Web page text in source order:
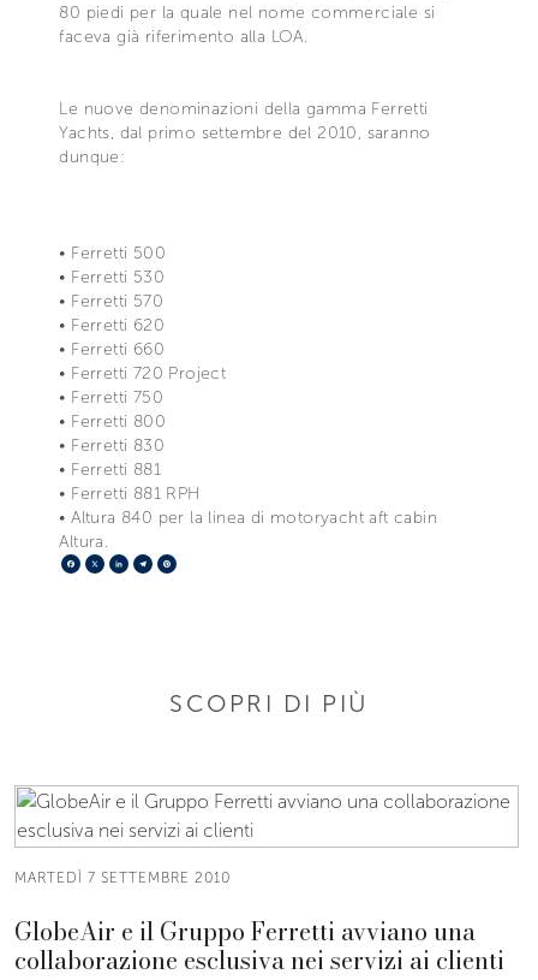
80 piedi per la quale nel nome commerciale si
faceva già riferimento alla LOA.
Le nuove denominazioni della gamma Ferretti
Yachts, dal primo settembre del 2010, saranno
dunque:
• Ferretti 500
• Ferretti 530
• Ferretti 570
• Ferretti 620
• Ferretti 660
• Ferretti 720 Project
• Ferretti 750
• Ferretti 800
• Ferretti 830
• Ferretti 881
• Ferretti 881 RPH
• Altura 840 per la linea di motoryacht aft cabin
Altura.
Facebook
X LinkedIn
Telegram
SCOPRI DI PIÙ
MARTEDÌ 7 SETTEMBRE 2010
GlobeAir e il Gruppo Ferretti avviano una
collaborazione esclusiva nei servizi ai clienti